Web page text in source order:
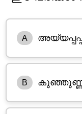
A
B